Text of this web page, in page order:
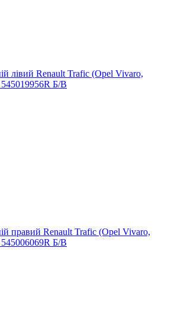
лівий Renault Trafic (Opel Vivaro,
Б/В
правий Renault Trafic (Opel Vivaro,
Б/В